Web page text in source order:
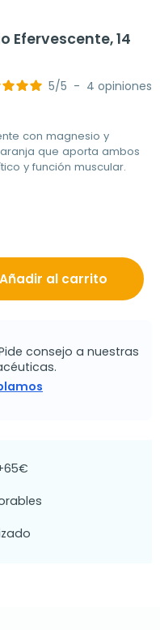
Efervescente, 14
5/5 - 4 opiniones
con magnesio y
que aporta ambos
y función muscular.
Añadir al carrito
consejo a nuestras